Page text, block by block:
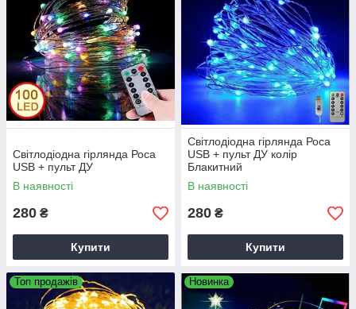
Світлодіодна гірлянда Роса
USB + пульт ДУ
В наявності
280 ₴
Купити
Світлодіодна гірлянда Роса
USB + пульт ДУ колір
Блакитний
В наявності
280 ₴
Купити
Топ продажів Новинка